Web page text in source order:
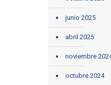
junio 2025
abril 2025
noviembre
octubre 2024